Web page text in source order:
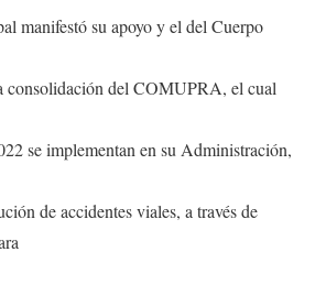
manifestó su apoyo y el del Cuerpo
consolidación del COMUPRA, el cual
se implementan en su Administración,
de accidentes viales, a través de